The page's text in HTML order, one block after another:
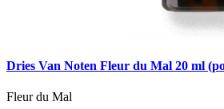
Dries Van Noten Fleur du Mal 20 ml
Fleur du Mal